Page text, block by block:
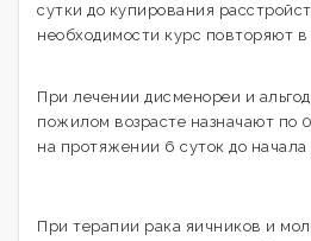
сутки до купирования
необходимости курс повторяют в
При лечении дисменореи и
пожилом возрасте назначают по
на протяжении 6 суток до
При терапии рака яичников и